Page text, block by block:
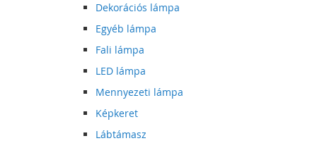
Dekorációs lámpa
Egyéb lámpa
Fali lámpa
LED lámpa
Mennyezeti lámpa
Képkeret
Lábtámasz